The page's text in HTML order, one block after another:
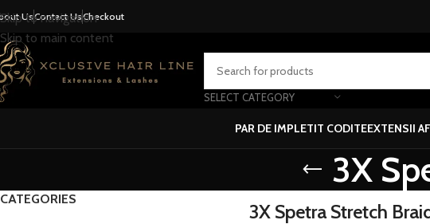
Skip to navigation
Skip to main content
UsContact UsCheckout
SELECT CATEGORY
PAR DE IMPLETIT CODITEEXTENSII
3X
CATEGORIES
3X Spetra Stretch